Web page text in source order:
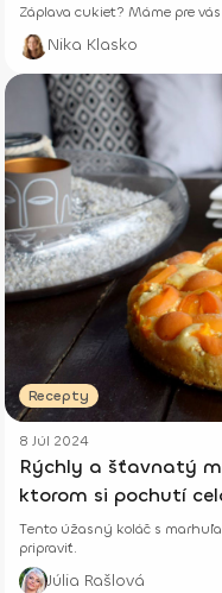
Záplava cukiet? Máme pre
Nika Klasko
Recepty
8 Júl 2024
Rýchly a šťavnatý
ktorom si pochutí
Tento úžasný koláč s
pripraviť.
Júlia Rašlová